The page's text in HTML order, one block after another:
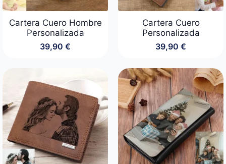
Cartera Cuero Hombre
Personalizada
39,90 €
Cartera Cuero
Personalizada
39,90 €